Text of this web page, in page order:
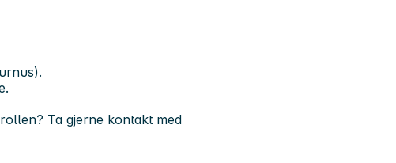
Ta gjerne kontakt med